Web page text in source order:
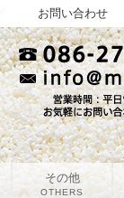
その他
OTHERS
お問い合わせ